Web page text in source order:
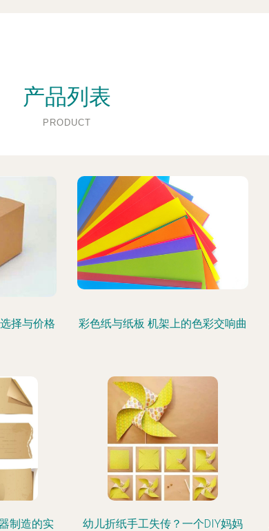
产品列表
PRODUCT
择与价格
彩色纸与纸板 机架上的色彩交响曲
制造的实
幼儿折纸手工失传？一个DIY妈妈